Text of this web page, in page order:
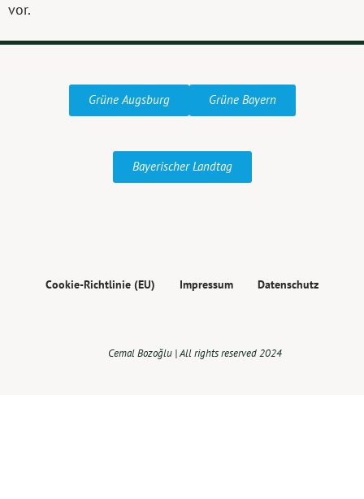
vor.
Grüne Augsburg Grüne Bayern
Bayerischer Landtag
Cookie-Richtlinie (EU) Impressum Datenschutz
Cemal Bozoğlu | All rights reserved 2024